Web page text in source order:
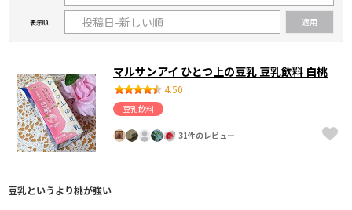
表示順
マルサンアイ ひとつ上の豆乳 豆乳飲料 白桃
4.50
豆乳飲料
31件のレビュー
豆乳というより桃が強い